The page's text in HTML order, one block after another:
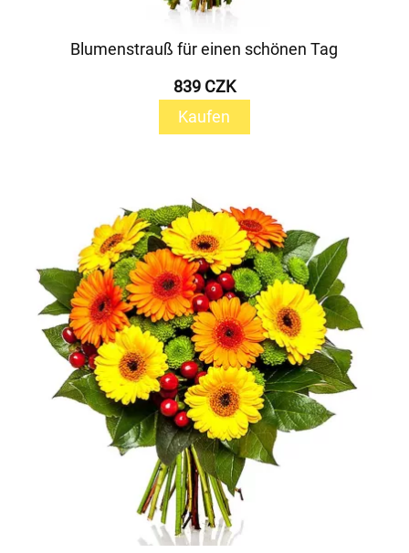
Blumenstrauß für einen schönen Tag
839 CZK
Kaufen